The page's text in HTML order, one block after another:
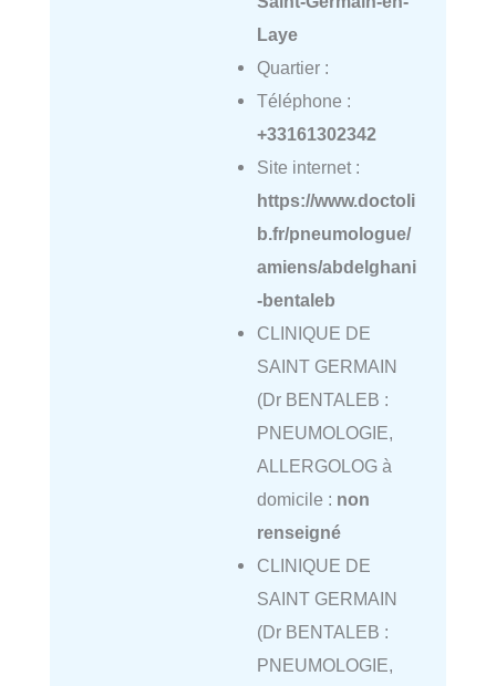
Laye
Quartier :
Téléphone :
+33161302342
Site internet :
https://www.doctoli
b.fr/pneumologue/
amiens/abdelghani
-bentaleb
CLINIQUE DE
SAINT GERMAIN
(Dr BENTALEB :
PNEUMOLOGIE,
ALLERGOLOG à
domicile : non
renseigné
CLINIQUE DE
SAINT GERMAIN
(Dr BENTALEB :
PNEUMOLOGIE,